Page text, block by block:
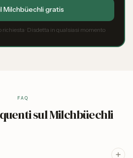
Milchbüechli gratis
richiesta · Disdetta in qualsiasi momento
FAQ
sul Milchbüechli